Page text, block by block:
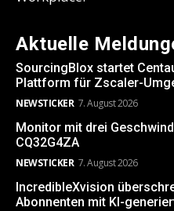
Aktuelle
SourcingBlox startet
Plattform für Zscaler-
NEWSTICKER 7. August 2026
Monitor mit drei
CQ32G4ZA
NEWSTICKER 7. August 2026
IncredibleXvision
Abonnenten mit KI-